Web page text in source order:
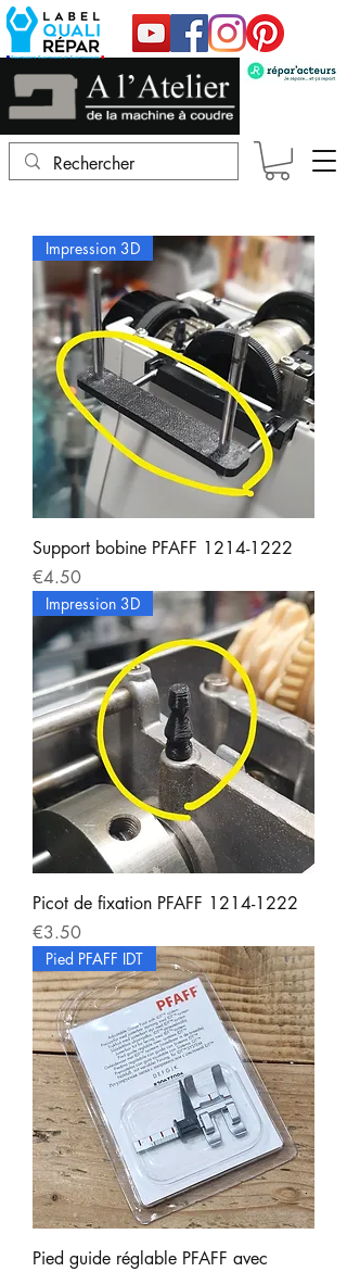
Impression 3D
Support bobine PFAFF 1214-1222
Price
€4.50
Impression 3D
Picot de fixation PFAFF 1214-1222
Price
€3.50
Pied PFAFF IDT
Pied guide réglable PFAFF avec